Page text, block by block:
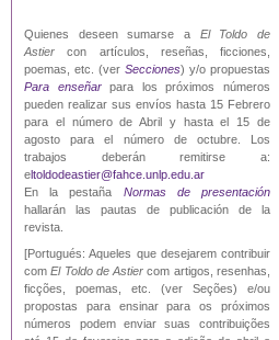
Quienes deseen sumarse a El Toldo de
Astier con artículos, reseñas, ficciones,
poemas, etc. (ver Secciones) y/o propuestas
Para enseñarpara los próximos números
pueden realizar sus envíos hasta 15 Febrero
para el número de Abril y hasta el 15 de
agosto para el número de octubre. Los
trabajos deberán remitirse a:
eltoldodeastier@fahce.unlp.edu.ar
En la pestaña Normas de presentación
hallarán las pautas de publicación de la
revista.
[Portugués: Aqueles que desejarem contribuir
comEl Toldo de Astier com artigos, resenhas,
ficções, poemas, etc. (ver Seções) e/ou
propostas para ensinar para os próximos
números podem enviar suas contribuições